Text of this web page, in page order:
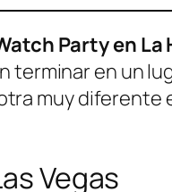
Party en
terminar en un
muy diferente
Vegas